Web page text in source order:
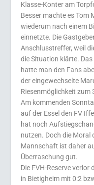
Klasse-Konter am
Besser machte es Tom
wiederum nach einem
einnetzte. Die
Anschlusstreffer, weil
die Situation klärte.
hatte man den Fans
der eingewechselte
Riesenmöglichkeit zum
Am kommenden
auf der Essel den FV
hat noch
nutzen. Doch die Moral
Mannschaft ist daher
Überraschung gut.
Die FVH-Reserve verlor
in Bietigheim mit 0:2